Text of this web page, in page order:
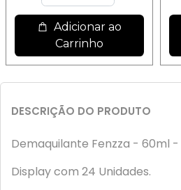
Adicionar ao
Carrinho
DESCRIÇÃO DO PRODUTO
Demaquilante Fenzza - 60ml -
Display com 24 Unidades.